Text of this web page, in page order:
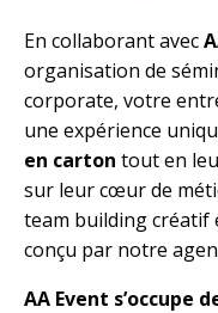
En collaborant avec
organisation de
corporate, votre
une expérience
en carton tout en
sur leur cœur de
team building créatif
conçu par notre
AA Event s’occupe